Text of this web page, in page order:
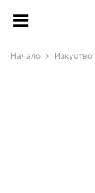
Начало Изкуство